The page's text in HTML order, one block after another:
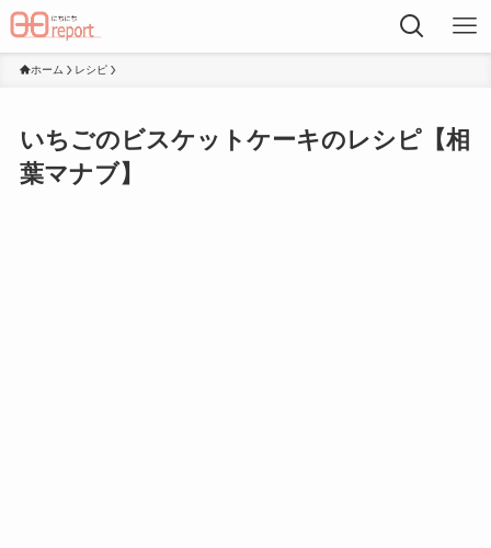
ホーム レシピ
いちごのビスケットケーキのレシピ【相
葉マナブ】